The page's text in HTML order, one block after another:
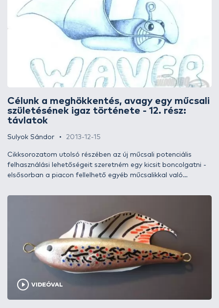
Létezik erre egy praktika, ezt fogom most nektek bemutatni!
Célunk a meghökkentés, avagy egy műcsali
születésének igaz története - 12. rész:
távlatok
Sulyok Sándor 2013-12-15
Cikksorozatom utolsó részében az új műcsali potenciális
felhasználási lehetőségeit szeretném egy kicsit boncolgatni -
elsősorban a piacon fellelhető egyéb műcsalikkal való
műcsali újdonságát a twisterfarok hullámmozgásának
lecsökkentése) és ezáltal a veretés erősségének megnövelése
VIDEÓVAL